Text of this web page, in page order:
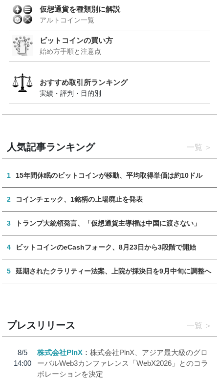
仮想通貨を種類別に解説
アルトコイン一覧
ビットコインの買い方
始め方手順と注意点
おすすめ取引所ランキング
実績・評判・目的別
人気記事ランキング 一覧
1 15年間休眠のビットコインが移動、平均取得単価は約10ドル
2 コインチェック、1銘柄の上場廃止を発表
3 トランプ大統領発言、「仮想通貨主導権は中国に渡さない」
4 ビットコインのeCashフォーク、8月23日から3段階で開始
5 延期されたクラリティー法案、上院が採決日を9月中旬に調整へ
プレスリリース 一覧
8/5
14:00
株式会社PlnX
株式会社PlnX、アジア最大級のグロ
ーバルWeb3カンファレンス「WebX2026」とのコラ
ボレーションを決定